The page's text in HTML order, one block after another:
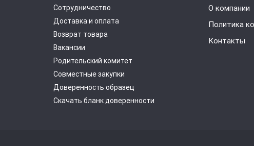
Сотрудничество
Доставка и оплата
Возврат товара
Вакансии
Родительский комитет
Совместные закупки
Доверенность образец
Скачать бланк доверенности
О компании
Политика
Контакты